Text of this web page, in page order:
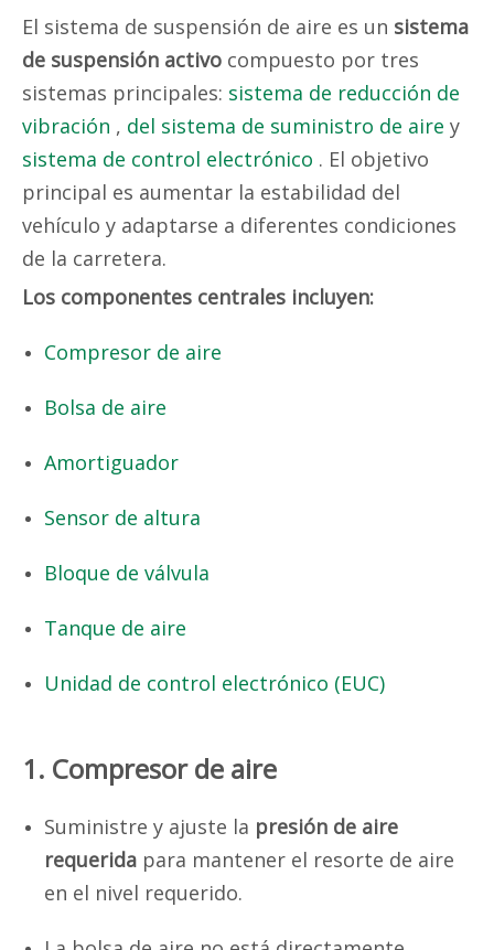
El sistema de suspensión de aire es un sistema
de suspensión activo compuesto por tres
sistemas principales: sistema de reducción de
vibración , del sistema de suministro de aire y
sistema de control electrónico . El objetivo
principal es aumentar la estabilidad del
vehículo y adaptarse a diferentes condiciones
de la carretera.
Los componentes centrales incluyen:
Compresor de aire
Bolsa de aire
Amortiguador
Sensor de altura
Bloque de válvula
Tanque de aire
Unidad de control electrónico (EUC)
1. Compresor de aire
Suministre y ajuste la presión de aire
requerida para mantener el resorte de aire
en el nivel requerido.